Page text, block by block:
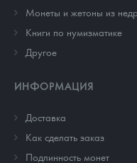
Монеты и жетоны из
Книги по нумизматике
Другое
ИНФОРМАЦИЯ
Доставка
Как сделать заказ
Подлинность монет